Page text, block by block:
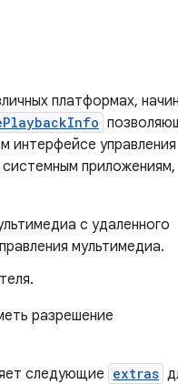
платформах,
интерфейсе управления
приложениям,
с удаленного
мультимедиа.
разрешение
следующие extras